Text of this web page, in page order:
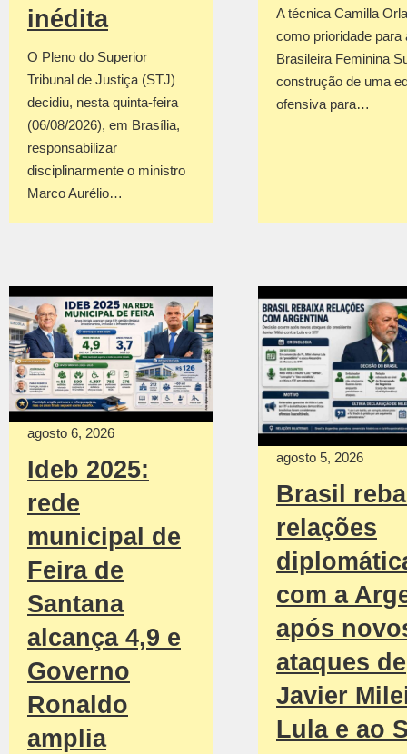
inédita
O Pleno do Superior
Tribunal de Justiça (STJ)
decidiu, nesta quinta-feira
(06/08/2026), em Brasília,
responsabilizar
disciplinarmente o ministro
Marco Aurélio…
A técnica Camilla
como prioridade para
Brasileira Feminina
construção de uma
ofensiva para…
agosto 6, 2026
Ideb 2025:
rede
municipal de
Feira de
Santana
alcança 4,9 e
Governo
Ronaldo
amplia
agosto 5, 2026
Brasil
relações
com a
após
ataques de
Javier
Lula e ao